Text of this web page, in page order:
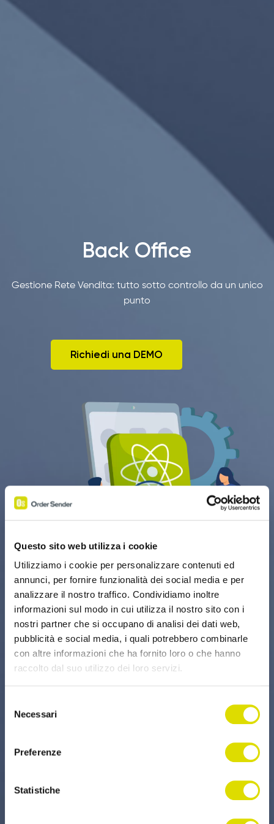
Questo sito web utilizza i cookie
Utilizziamo i cookie per personalizzare contenuti ed
annunci, per fornire funzionalità dei social media e per
analizzare il nostro traffico. Condividiamo inoltre
informazioni sul modo in cui utilizza il nostro sito con i
nostri partner che si occupano di analisi dei dati web,
pubblicità e social media, i quali potrebbero combinarle
con altre informazioni che ha fornito loro o che hanno
raccolto dal suo utilizzo dei loro servizi.
all'informativa:
https://www.ordersender.com/cookie-
delNecessari
Preferenze
Statistiche
Back Office
Gestione Rete Vendita: tutto sotto controllo da un unico
punto
Richiedi una DEMO